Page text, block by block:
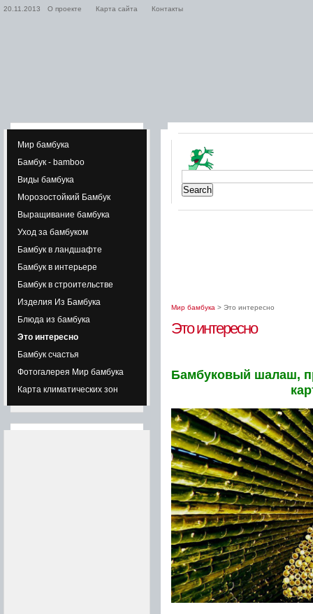
20.11.2013 О проекте Карта сайта Контакты
Мир бамбука
Бамбук - bamboo
Виды бамбука
Морозостойкий Бамбук
Выращивание бамбука
Уход за бамбуком
Бамбук в ландшафте
Бамбук в интерьере
Бамбук в строительстве
Изделия Из Бамбука
Блюда из бамбука
Это интересно
Бамбук счастья
Фотогалерея Мир бамбука
Карта климатических зон
Мир бамбука > Это интересно
Это интересно
Бамбуковый шалаш,